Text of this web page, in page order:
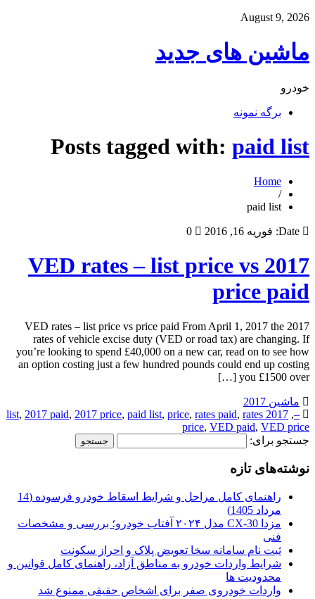
August 9, 2026
ماشین های جدید
خودرو
برگه نمونه
Posts tagged with: paid list
Home
/
paid list
Date: فوریه 16, 2016 0
2017 VED rates – list price vs
price paid
2017 VED rates – list price vs price paid From April 1, 2017 the
rates of vehicle excise duty (VED or road tax) are changing. If
you’re looking to spend £40,000 on a new car, read on to see how
an option costing just a few hundred pounds could end up costing
you £1500 over […]
ماشین 2017
–
,
2017 list
, 2017 paid, 2017 price, paid list, price, rates paid, rates
price, VED paid, VED price
جستجو برای:
نوشته‌های تازه
راهنمای کامل مراحل و شرایط اسقاط خودرو فرسوده (14
مرداد 1405)
مزدا CX-30 مدل ۲۰۲۴ آفتاب خودرو؛ بررسی و مشخصات
فنی
ثبت نام سامانه سخا تعویض پلاک و احراز سکونت
شرایط واردات خودرو به مناطق آزاد، راهنمای کامل قوانین و
محدودیت ها
واردات خودروی صفر برای اشخاص حقیقی ممنوع شد